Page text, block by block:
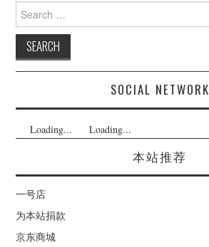
Search
for:
SOCIAL NETWORK
Loading... Loading...
本站推荐
一号店
为本站捐款
京东商城